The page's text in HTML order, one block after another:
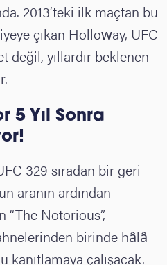
2013’teki ilk maçtan bu
çıkan Holloway, UFC
değil, yıllardır beklenen
5 Yıl Sonra
329 sıradan bir geri
aranın ardından
“The Notorious”,
birinde hâlâ
kanıtlamaya çalışacak.